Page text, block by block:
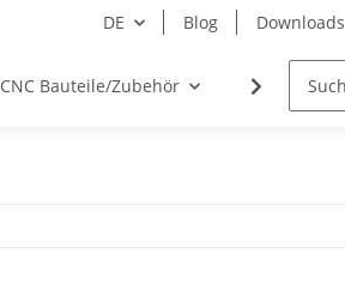
DE Blog Downloads
CNC Bauteile/Zubehör Elektro